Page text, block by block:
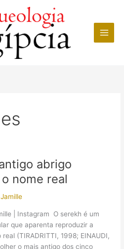
abrigo
nome real
| Instagram O serekh é um
que aparenta reproduzir a
(TIRADRITTI, 1998; EINAUDI,
o mais antigo dos cinco